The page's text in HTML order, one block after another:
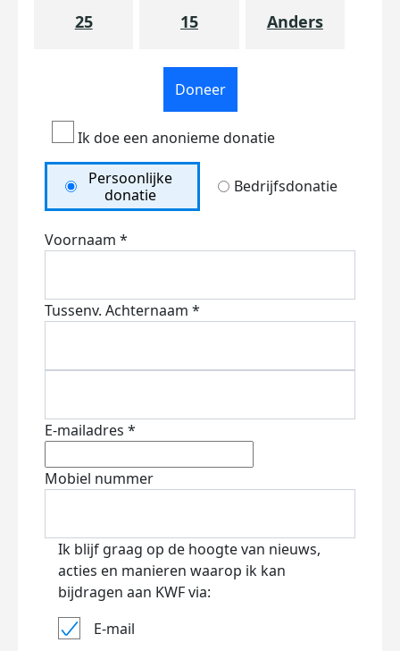
25 15 Anders
Doneer
Ik doe een anonieme donatie
Persoonlijke
donatie
Bedrijfsdonatie
Voornaam *
Tussenv. Achternaam *
E-mailadres *
Mobiel nummer
Ik blijf graag op de hoogte van nieuws,
acties en manieren waarop ik kan
bijdragen aan KWF via:
E-mail